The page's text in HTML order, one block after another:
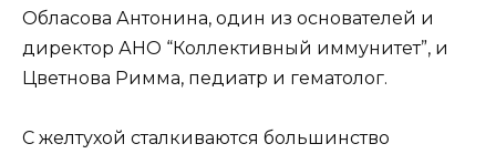
Обласова Антонина, один из основателей и
директор АНО “Коллективный иммунитет”, и
Цветнова Римма, педиатр и гематолог.
С желтухой сталкиваются большинство